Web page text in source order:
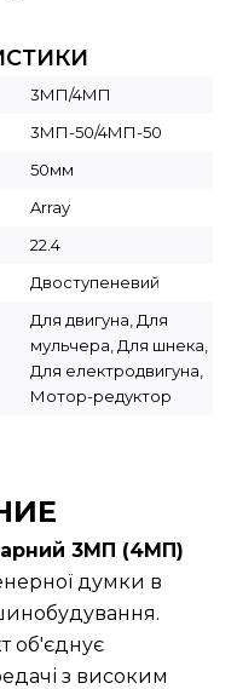
3МП/4МП
3МП-50/4МП-50
50мм
Array
22.4
Двоступеневий
Для двигуна, Для
мульчера, Для шнека,
Для електродвигуна,
Мотор-редуктор
3МП (4МП)
думки в
об'єднує
з високим